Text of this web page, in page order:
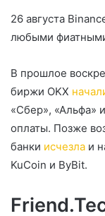
26 августа
любыми
В прошлое
биржи OKX
«Сбер», «Альфа»
оплаты. Позже
банки исчезла и
KuCoin и ByBit.